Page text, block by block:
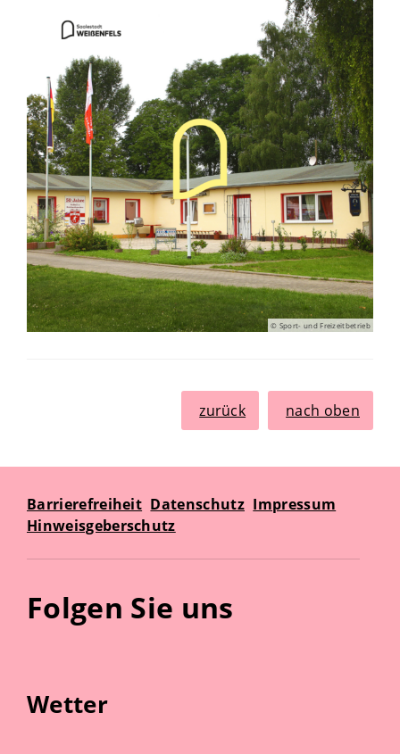
© Sport- und Freizeitbetrieb
zurück nach oben
Barrierefreiheit Datenschutz Impressum
Hinweisgeberschutz
Folgen Sie uns
Wetter